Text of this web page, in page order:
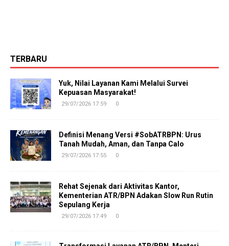
TERBARU
Yuk, Nilai Layanan Kami Melalui Survei
Kepuasan Masyarakat!
29/07/2026 17:59 0
Definisi Menang Versi #SobATRBPN: Urus
Tanah Mudah, Aman, dan Tanpa Calo
29/07/2026 17:55 0
Rehat Sejenak dari Aktivitas Kantor,
Kementerian ATR/BPN Adakan Slow Run Rutin
Sepulang Kerja
29/07/2026 17:49 0